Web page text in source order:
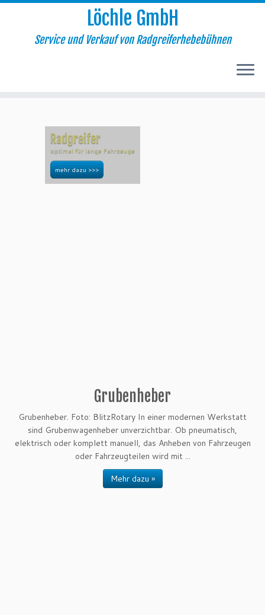
Löchle GmbH
Service und Verkauf von Radgreiferhebebühnen
Radgreifer
optimal für lange Fahrzeuge
mehr dazu >>>
Grubenheber
Grubenheber. Foto: BlitzRotary In einer modernen Werkstatt
sind Grubenwagenheber unverzichtbar. Ob pneumatisch,
elektrisch oder komplett manuell, das Anheben von Fahrzeugen
oder Fahrzeugteilen wird mit ...
Mehr dazu »